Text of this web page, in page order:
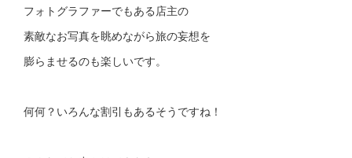
フォトグラファーでもある店主の
素敵なお写真を眺めながら旅の妄想を
膨らませるのも楽しいです。
何何？いろんな割引もあるそうですね！